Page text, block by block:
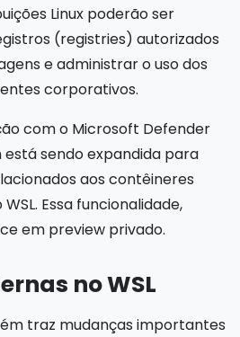
Linux poderão ser
(registries) autorizados
e administrar o uso dos
corporativos.
com o Microsoft Defender
sendo expandida para
aos contêineres
Essa funcionalidade,
em preview privado.
no WSL
traz mudanças importantes